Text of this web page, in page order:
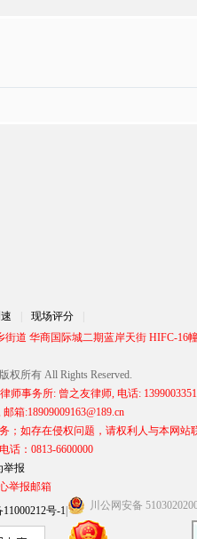
现场评分
街道 华商国际城二期蓝岸天街 HIFC-16
权所有 All Rights Reserved.
师事务所: 曾之友律师, 电话:
箱:18909009163@189.cn
如存在侵权问题，请权利人与本网站
话：0813-6600000
举报
举报邮箱
号-1 川公网安备